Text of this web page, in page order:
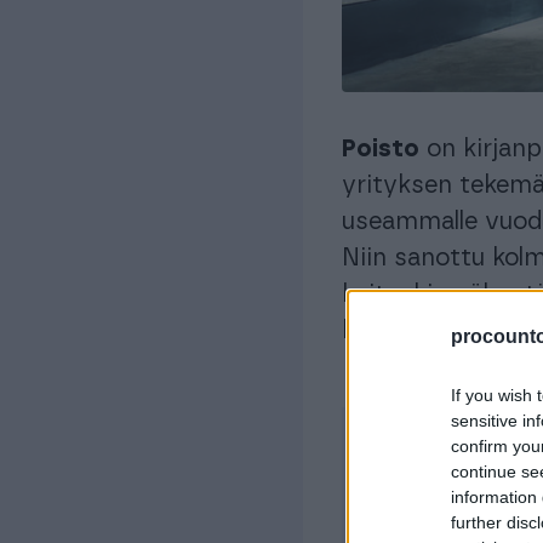
If you wish
sensitive
confirm
continue
information
further
Poisto on
yrityksen
useammalle
Niin sanottu
kuitenkin
keskeisimpiä